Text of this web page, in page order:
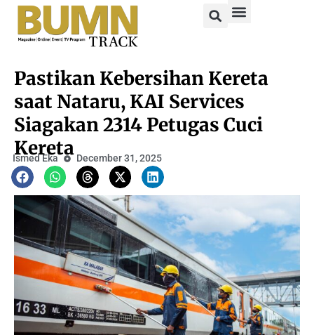
Pastikan Kebersihan Kereta
saat Nataru, KAI Services
Siagakan 2314 Petugas Cuci
Kereta
Ismed Eka December 31, 2025